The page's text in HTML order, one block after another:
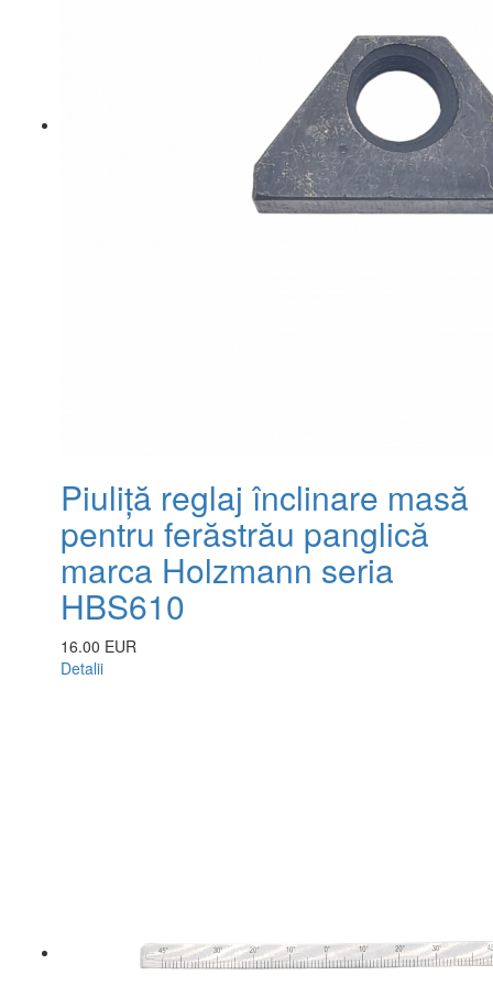
Piuliță reglaj înclinare masă
pentru ferăstrău panglică
marca Holzmann seria
HBS610
16.00 EUR
Detalii